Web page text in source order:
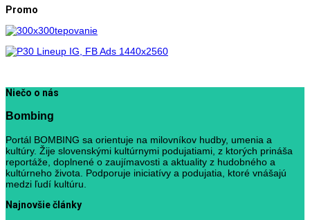
Promo
Niečo o nás
Bombing
Portál BOMBING sa orientuje na milovníkov hudby, umenia a
kultúry. Žije slovenskými kultúrnymi podujatiami, z ktorých prináša
reportáže, doplnené o zaujímavosti a aktuality z hudobného a
kultúrneho života. Podporuje iniciatívy a podujatia, ktoré vnášajú
medzi ľudí kultúru.
Najnovšie články